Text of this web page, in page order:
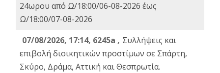
24ωρου από Ω/18:00/06-08-2026 έως
Ω/18:00/07-08-2026
07/08/2026, 17:14, 6245a , Συλλήψεις και
επιβολή διοικητικών προστίμων σε Σπάρτη,
Σκύρο, Δράμα, Αττική και Θεσπρωτία.